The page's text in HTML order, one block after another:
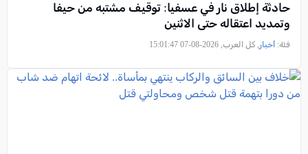
حادثة إطلاق نار في عسفيا: توقيف مشتبه من حيفا
وتمديد اعتقاله حتى الاثنين
فئة: أخبار , كل العرب, 2026-08-07 15:01:47